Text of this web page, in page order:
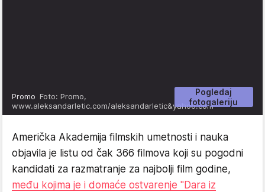
Pogledaj
fotogaleriju
Promo Foto: Promo,
www.aleksandarletic.com/aleksandarletic&yahoo.com
Američka Akademija filmskih umetnosti i nauka
objavila je listu od čak 366 filmova koji su pogodni
kandidati za razmatranje za najbolji film godine,
među kojima je i domaće ostvarenje "Dara iz